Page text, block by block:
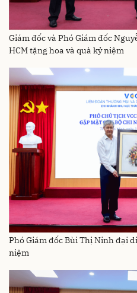
Giám đốc và Phó Giám đốc
HCM tặng hoa và quà kỷ niệm
Phó Giám đốc Bùi Thị Ninh đại
niệm